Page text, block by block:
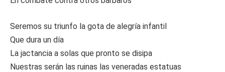
Seremos su triunfo la gota de alegría infantil
Que dura un día
La jactancia a solas que pronto se disipa
Nuestras serán las ruinas las veneradas estatuas